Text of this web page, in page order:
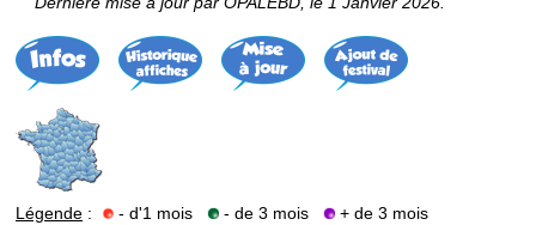
Légende : - d'1 mois - de 3 mois + de 3 mois